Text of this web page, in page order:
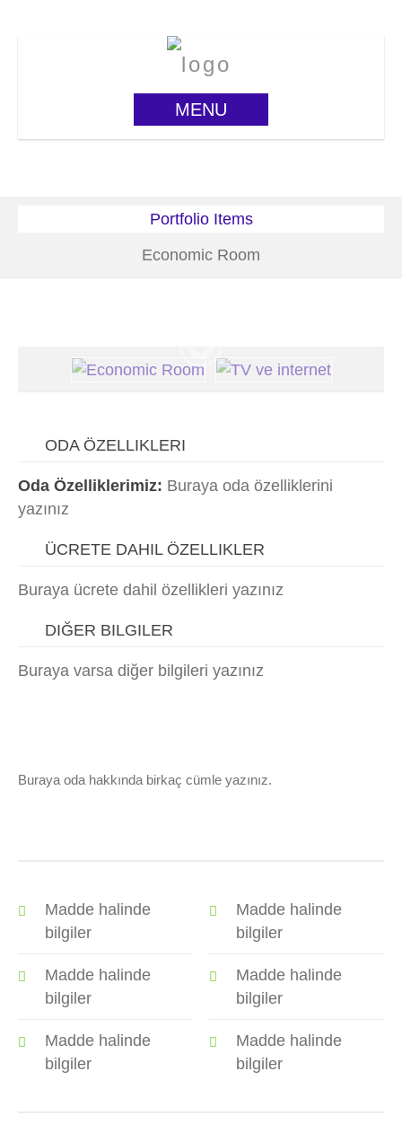
MENU
Portfolio Items
Economic Room
ODA ÖZELLIKLERI
Oda Özelliklerimiz: Buraya oda özelliklerini
yazınız
ÜCRETE DAHIL ÖZELLIKLER
Buraya ücrete dahil özellikleri yazınız
DIĞER BILGILER
Buraya varsa diğer bilgileri yazınız
Buraya oda hakkında birkaç cümle yazınız.
Madde halinde
bilgiler
Madde halinde
bilgiler
Madde halinde
bilgiler
Madde halinde
bilgiler
Madde halinde
bilgiler
Madde halinde
bilgiler